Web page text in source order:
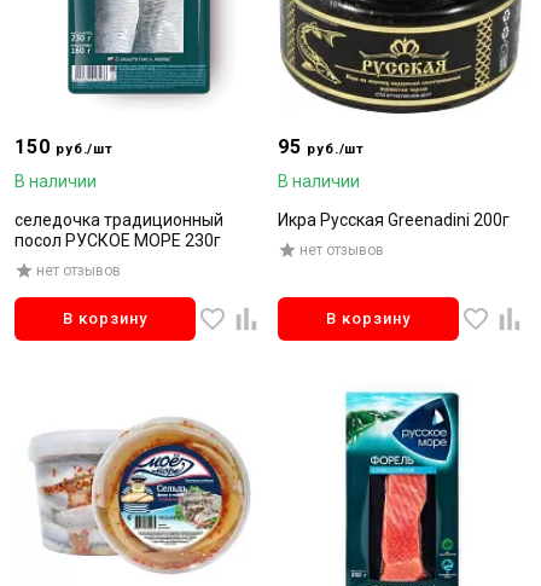
150 руб./шт
В наличии
селедочка традиционный
посол РУСКОЕ МОРЕ 230г
нет отзывов
В корзину
95 руб./шт
В наличии
Икра Русская Greenadini 200г
нет отзывов
В корзину